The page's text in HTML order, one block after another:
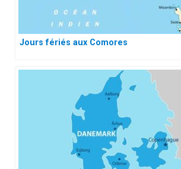
Jours fériés aux Comores